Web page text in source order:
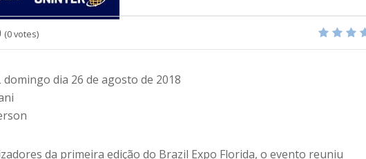
(0votes)
domingo dia 26 de agosto de 2018
da primeira edição do Brazil Expo Florida, o evento reuniu